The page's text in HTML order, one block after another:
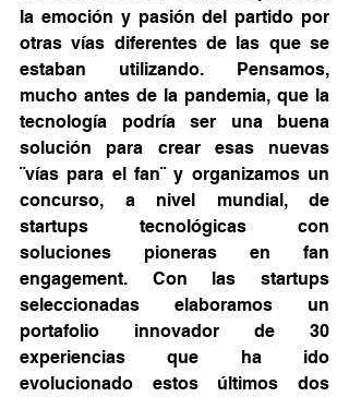
la emoción y pasión del partido por
otras vías diferentes de las que se
estaban utilizando. Pensamos,
mucho antes de la pandemia, que la
tecnología podría ser una buena
solución para crear esas nuevas
¨vías para el fan¨ y organizamos un
concurso, a nivel mundial, de
startups tecnológicas con
soluciones pioneras en fan
engagement. Con las startups
seleccionadas elaboramos un
portafolio innovador de 30
experiencias que ha ido
evolucionado estos últimos dos